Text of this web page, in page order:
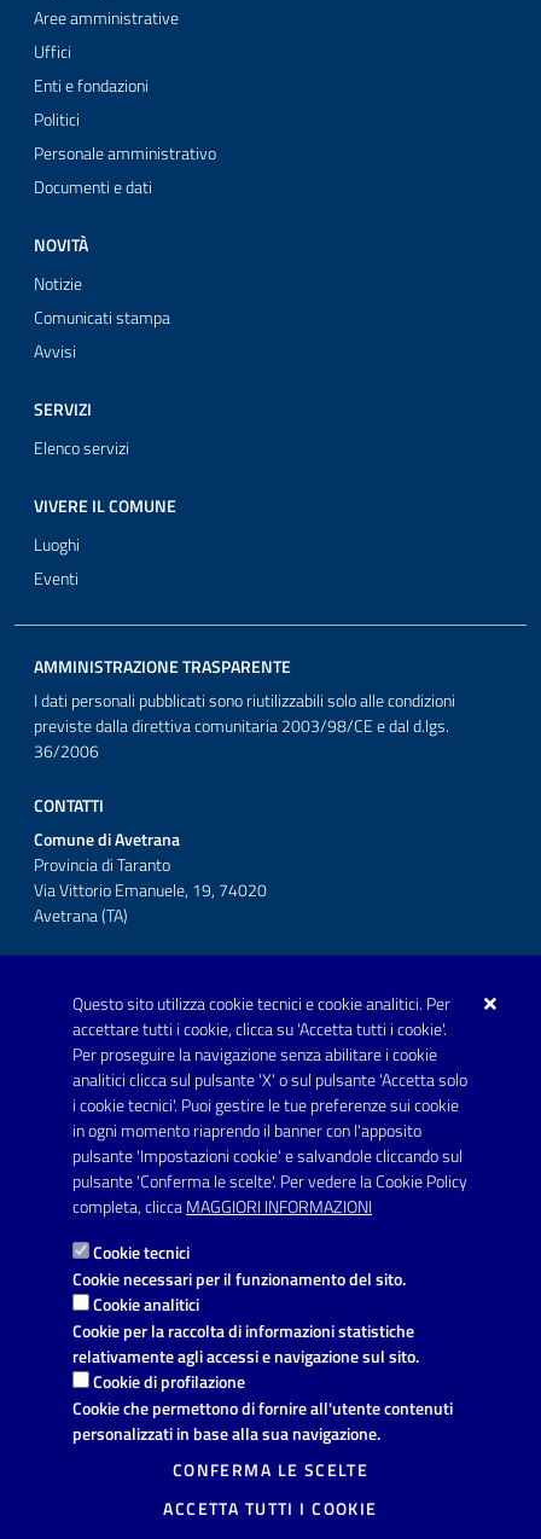
Questo sito utilizza cookie tecnici e cookie analitici. Per
accettare tutti i cookie, clicca su 'Accetta tutti i cookie'.
Per proseguire la navigazione senza abilitare i cookie
analitici clicca sul pulsante 'X' o sul pulsante 'Accetta solo
i cookie tecnici'. Puoi gestire le tue preferenze sui cookie
in ogni momento riaprendo il banner con l'apposito
pulsante 'Impostazioni cookie' e salvandole cliccando sul
pulsante 'Conferma le scelte'. Per vedere la Cookie Policy
completa, cliccaMAGGIORI INFORMAZIONI
Cookie tecnici
Cookie necessari per il funzionamento del sito.
Cookie analitici
Cookie per la raccolta di informazioni statistiche
relativamente agli accessi e navigazione sul sito.
Cookie di profilazione
Cookie che permettono di fornire all'utente contenuti
personalizzati in base alla sua navigazione.
CONFERMA LE SCELTE
ACCETTA TUTTI I COOKIE
Aree amministrative
Uffici
Enti e fondazioni
Politici
Personale amministrativo
Documenti e dati
NOVITÀ
Notizie
Comunicati stampa
Avvisi
SERVIZI
Elenco servizi
VIVERE IL COMUNE
Luoghi
Eventi
AMMINISTRAZIONE TRASPARENTE
I dati personali pubblicati sono riutilizzabili solo alle condizioni
previste dalla direttiva comunitaria 2003/98/CE e dal d.lgs.
36/2006
CONTATTI
Comune di Avetrana
Provincia di Taranto
Via Vittorio Emanuele, 19, 74020
Avetrana (TA)
Telefono: 0999707766
Fax: 0999704336
Posta Elettronica Certificata:
prot.comune.avetrana@pec.rupar.puglia.it
Link utili
Informativa privacy
Dichiarazione di accessibilità
Note legali
Leggi le FAQ
Richiesta di assistenza
Segnalazione disservizio
Prenotazione appuntamento